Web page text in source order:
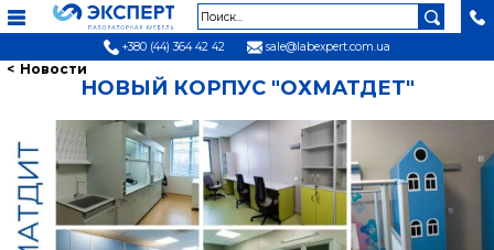
+380 (44) 364 42 42 sale@labexpert.com.ua
Новости
НОВЫЙ КОРПУС "ОХМАТДЕТ"